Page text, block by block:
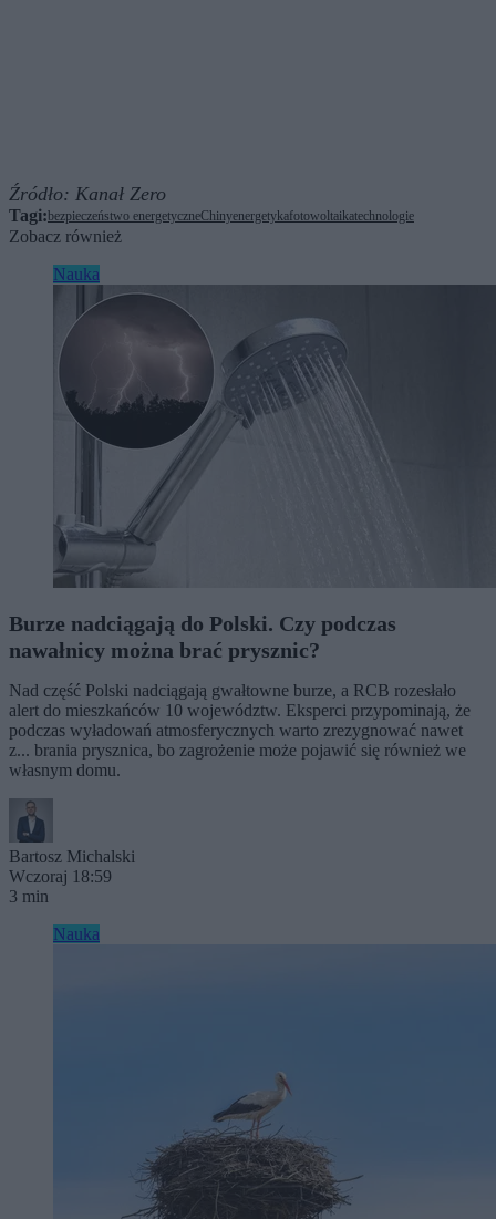
Źródło: Kanał Zero
Tagi:bezpieczeństwo energetyczneChinyenergetykafotowoltaikatechnologie
Zobacz również
Nauka
Burze nadciągają do Polski. Czy podczas
nawałnicy można brać prysznic?
Nad część Polski nadciągają gwałtowne burze, a RCB rozesłało
alert do mieszkańców 10 województw. Eksperci przypominają, że
podczas wyładowań atmosferycznych warto zrezygnować nawet
z... brania prysznica, bo zagrożenie może pojawić się również we
własnym domu.
Bartosz Michalski
Wczoraj 18:59
3 min
Nauka